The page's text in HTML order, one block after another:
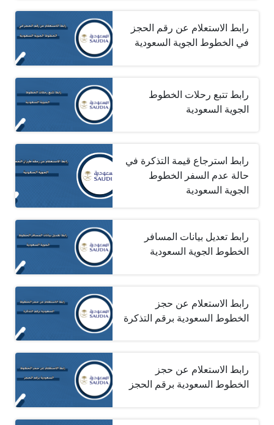
رابط الاستعلام عن رقم الحجز
في الخطوط الجوية السعودية
رابط تتبع رحلات الخطوط
الجوية السعودية
رابط استرجاع قيمة التذكرة في
حالة عدم السفر الخطوط
الجوية السعودية
رابط تعديل بيانات المسافر
الخطوط الجوية السعودية
رابط الاستعلام عن حجز
الخطوط السعودية برقم التذكرة
رابط الاستعلام عن حجز
الخطوط السعودية برقم الحجز